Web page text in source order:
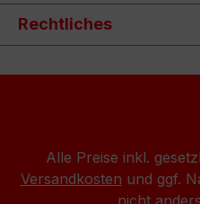
Rechtliches
Alle Preise inkl.
Versandkosten und ggf.
nicht